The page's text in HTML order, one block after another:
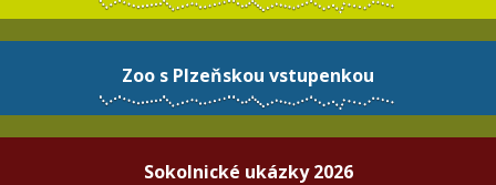
Zoo s Plzeňskou vstupenkou
Sokolnické ukázky 2026